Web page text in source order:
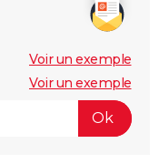
Voir un exemple
Voir un exemple